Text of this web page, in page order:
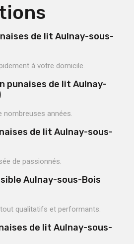
de lit Aulnay-sous-
à votre domicile.
punaises de lit Aulnay-
nombreuses années.
de lit Aulnay-sous-
de passionnés.
Aulnay-sous-Bois
qualitatifs et performants.
de lit Aulnay-sous-